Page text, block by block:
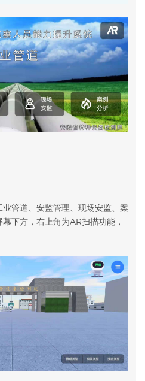
管道、安监管理、现场安监、案
下方，右上角为AR扫描功能，